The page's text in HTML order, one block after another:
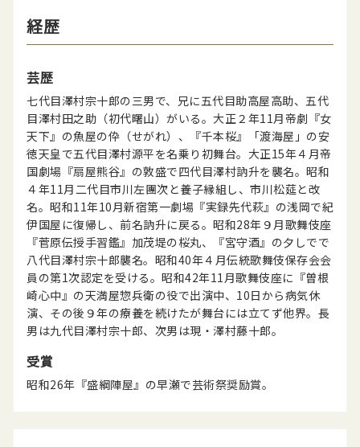
経歴
芸歴
七代目澤村宗十郎の三男で、兄に五代目助高屋高助、五代
目澤村田之助（初代曙山）がいる。大正２年11月帝劇『女
天下』の魚屋の伜（せがれ）、『千本桜』「渡海屋」の安
徳天皇で五代目澤村源平を名乗り初舞台。大正15年４月帝
国劇場『扇屋熊谷』の敦盛で四代目澤村訥升を襲名。昭和
４年11月二代目市川左團次と養子縁組し、市川松莚と改
名。昭和11年10月新宿第一劇場『実録先代萩』の浅岡で紀
伊国屋に復帰し、前名訥升に戻る。昭和28年９月歌舞伎座
『菅原伝授手習鑑』加茂堤の桜丸、『宮守酒』の夕しでで
八代目澤村宗十郎襲名。昭和40年４月伝統歌舞伎保存会会
員の第1次認定を受ける。昭和42年11月歌舞伎座に『曽根
崎心中』の天満屋惣兵衛の役で出演中、10日から病気休
演、その後９年の療養を続けたが舞台には立てず他界。長
男は九代目澤村宗十郎、次男は現・澤村藤十郎。
受賞
昭和26年『盛綱陣屋』の早瀬で芸術祭奨励賞。